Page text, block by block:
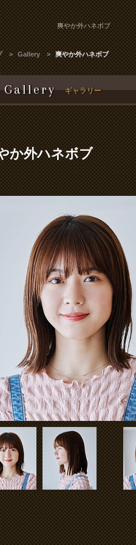
爽やか外ハネボブ
Gallery 爽やか外ハネボブ
Gallery ギャラリー
か外ハネボブ